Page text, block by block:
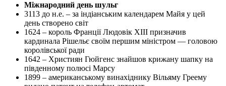
Міжнародний день шульг
3113 до н.е. – за індіанським календарем Майя у цей
день створено світ
1624 – король Франції Людовік XIII призначив
кардинала Рішельє своїм першим міністром — головою
королівської ради
1642 – Християн Гюйгенс знайшов крижану шапку на
південному полюсі Марсу
1899 – американському винахіднику Вільяму Греему